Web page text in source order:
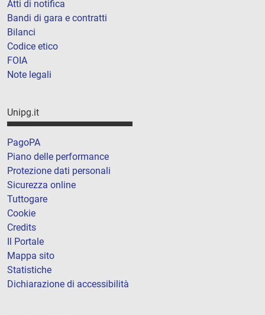
Atti di notifica
Bandi di gara e contratti
Bilanci
Codice etico
FOIA
Note legali
Unipg.it
PagoPA
Piano delle performance
Protezione dati personali
Sicurezza online
Tuttogare
Cookie
Credits
Il Portale
Mappa sito
Statistiche
Dichiarazione di accessibilità